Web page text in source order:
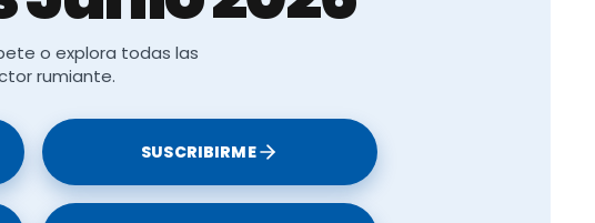
o explora todas las
rumiante.
SUSCRIBIRME